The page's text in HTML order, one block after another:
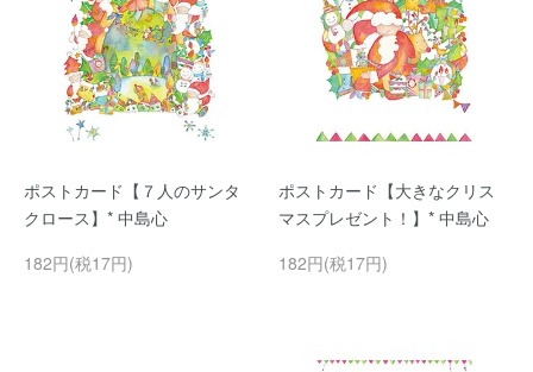
ポストカード【７人のサンタ
クロース】* 中島心
182円(税17円)
ポストカード【大きなクリス
マスプレゼント！】* 中島心
182円(税17円)